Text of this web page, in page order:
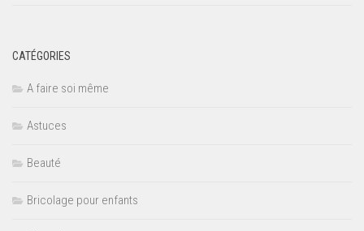
CATÉGORIES
A faire soi même
Astuces
Beauté
Bricolage pour enfants